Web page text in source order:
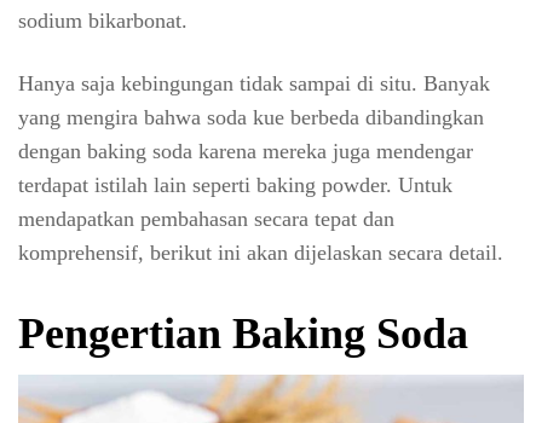
sodium bikarbonat.
Hanya saja kebingungan tidak sampai di situ. Banyak
yang mengira bahwa soda kue berbeda dibandingkan
dengan baking soda karena mereka juga mendengar
terdapat istilah lain seperti baking powder. Untuk
mendapatkan pembahasan secara tepat dan
komprehensif, berikut ini akan dijelaskan secara detail.
Pengertian Baking Soda